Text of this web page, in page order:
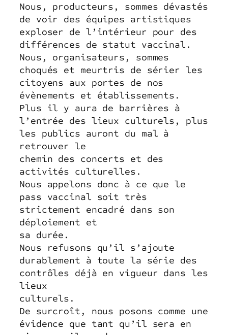
Nous, producteurs, sommes dévastés
de voir des équipes artistiques
exploser de l’intérieur pour des
différences de statut vaccinal.
Nous, organisateurs, sommes
choqués et meurtris de sérier les
citoyens aux portes de nos
évènements et établissements.
Plus il y aura de barrières à
l’entrée des lieux culturels, plus
les publics auront du mal à
retrouver le
chemin des concerts et des
activités culturelles.
Nous appelons donc à ce que le
pass vaccinal soit très
strictement encadré dans son
déploiement et
sa durée.
Nous refusons qu’il s’ajoute
durablement à toute la série des
contrôles déjà en vigueur dans les
lieux
culturels.
De surcroît, nous posons comme une
évidence que tant qu’il sera en